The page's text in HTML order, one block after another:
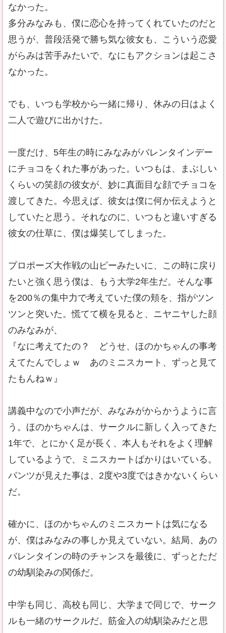
なかった。
多分みなみも、僕に恋心を持ってくれていたのだと
思うが、普段活発で勝ち気な彼女も、こういう恋愛
がらみは苦手みたいで、なにもアクションは起こさ
なかった。
でも、いつも学校から一緒に帰り、休みの日はよく
二人で遊びに出かけた。
一度だけ、5年生の時にみなみがバレンタインデー
にチョコをくれた事があった。いつもは、まぶしい
くらいの笑顔の彼女が、妙に真面目な顔でチョコを
渡してきた。今思えば、彼女は僕に何か伝えようと
していたと思う。それなのに、いつもと違いすぎる
彼女の仕草に、僕は爆笑してしまった。
プロポーズ大作戦の山ピーみたいに、この時に戻り
たいと強く思う僕は、もう大学2年生だ。そんな事
を200％の集中力で考えていた僕の頬を、指がツン
ツンと突いた。慌てて横を見ると、ニヤニヤした顔
のみなみが、
『なに考えてたの？ どうせ、ほのかちゃんの事考
えてたんでしょｗ あのミニスカート、ずっと見て
たもんねｗ』
講義中なので小声だが、みなみがからかうように言
う。ほのかちゃんは、サークルに新しく入ってきた
1年で、とにかく足が長く、本人もそれをよく理解
しているようで、ミニスカートばかりはいている。
パンツが見えた事は、2度や3度ではきかないくらい
だ。
確かに、ほのかちゃんのミニスカートは気になる
が、僕はみなみの事しか見えていない。結局、あの
バレンタインの時のチャンスを最後に、ずっとただ
の幼馴染みの関係だ。
中学も同じ、高校も同じ、大学まで同じで、サーク
ルも一緒のサークルだ。筋金入の幼馴染みだと思